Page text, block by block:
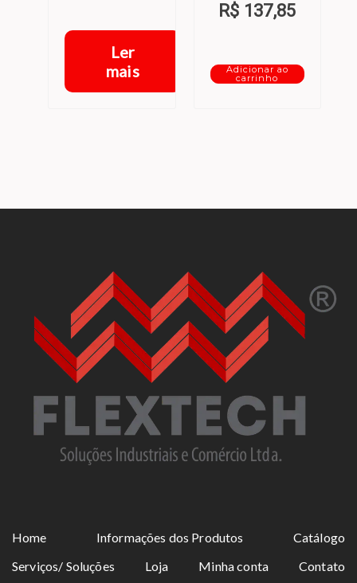
Ler
mais
R$ 137,85
Adicionar ao
carrinho
Home Informações dos Produtos
Catálogo
Serviços/ Soluções
Loja Minha conta Contato